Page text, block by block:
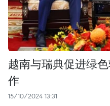
越南与瑞典促进绿
作
15/10/2024 13:31